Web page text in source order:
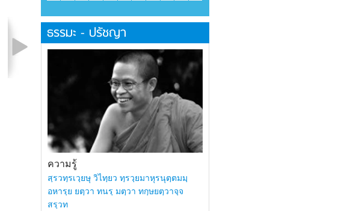
ธรรมะ - ปรัชญา
ความรู้
สฺรวทฺรเวฺยษุ วิไทฺยว ทฺรวฺยมาหุรนุตฺตมมฺ
อหารฺย ยตฺวา ทนรฺ มตฺวา ทกฺษยตฺวาจฺจ
สรฺวท